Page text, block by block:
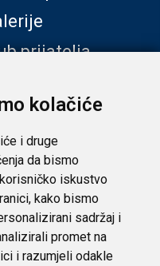
kolačiće
i druge
da bismo
iskustvo
kako bismo
sadržaj i
promet na
i razumjeli odakle
prijatelja
konverzije: 1 EUR =
i privatnost